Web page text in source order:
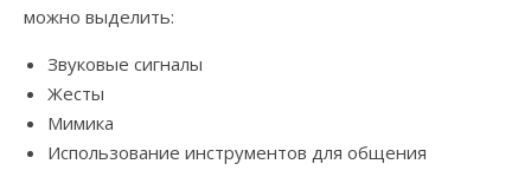
можно выделить:
Звуковые сигналы
Жесты
Мимика
Использование инструментов для общения